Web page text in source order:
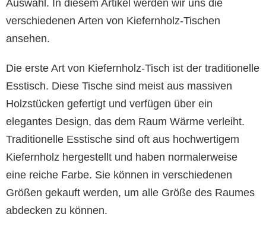
Auswahl. In diesem Artikel werden wir uns die
verschiedenen Arten von Kiefernholz-Tischen
ansehen.
Die erste Art von Kiefernholz-Tisch ist der traditionelle
Esstisch. Diese Tische sind meist aus massiven
Holzstücken gefertigt und verfügen über ein
elegantes Design, das dem Raum Wärme verleiht.
Traditionelle Esstische sind oft aus hochwertigem
Kiefernholz hergestellt und haben normalerweise
eine reiche Farbe. Sie können in verschiedenen
Größen gekauft werden, um alle Größe des Raumes
abdecken zu können.